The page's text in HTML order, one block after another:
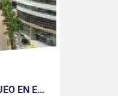
ALQUILER DE OFICINA CON PARQUEO EN EDIF 100 BUSINESS PLAZA